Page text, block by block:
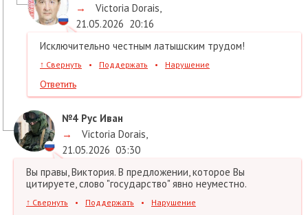
→
Victoria Dorais,
21.05.2026 20:16
Исключительно честным латышским трудом!
↑ Свернуть • Поддержать • Нарушение
Ответить
№4 Рус Иван
→
Victoria Dorais,
21.05.2026 03:30
Вы правы, Виктория. В предложении, которое Вы
цитируете, слово "государство" явно неуместно.
↑ Свернуть • Поддержать • Нарушение